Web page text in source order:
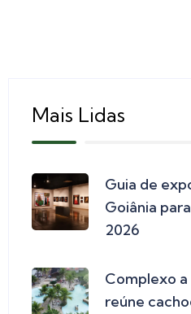
Mais Lidas
Guia de
Goiânia
2026
Complexo a
reúne